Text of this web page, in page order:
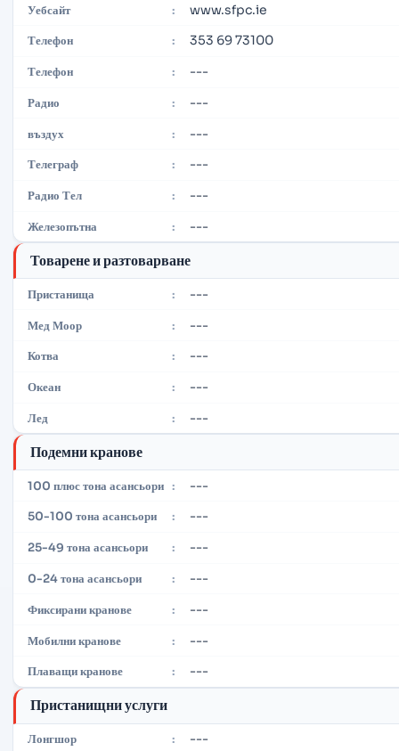
Уебсайт : www.sfpc.ie
Телефон : 353 69 73100
Телефон : ---
Радио : ---
въздух : ---
Телеграф : ---
Радио Тел : ---
Железопътна : ---
Товарене и разтоварване
Пристанища : ---
Мед Моор : ---
Котва : ---
Океан : ---
Лед : ---
Подемни кранове
100 плюс тона асансьори : ---
50-100 тона асансьори : ---
25-49 тона асансьори : ---
0-24 тона асансьори : ---
Фиксирани кранове : ---
Мобилни кранове : ---
Плаващи кранове : ---
Пристанищни услуги
Лонгшор : ---